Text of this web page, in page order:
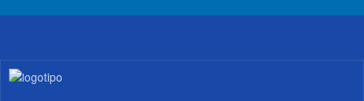
Imagen